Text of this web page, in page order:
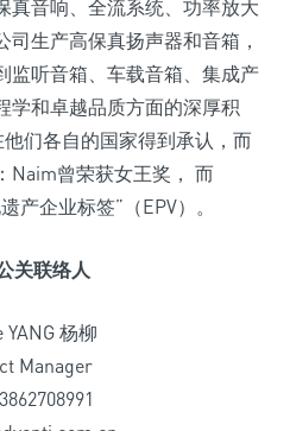
真音响、全流系统、功率放大
司生产高保真扬声器和音箱，
监听音箱、车载音箱、集成产
学和卓越品质方面的深厚积
们各自的国家得到承认，而
Naim曾荣获女王奖， 而
产企业标签”（EPV）。
关联络人
YANG 杨柳
Manager